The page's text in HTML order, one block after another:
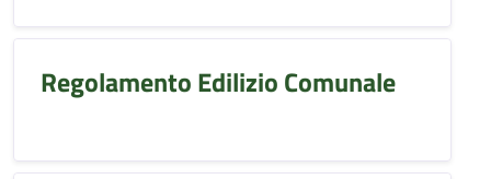
Regolamento Edilizio Comunale